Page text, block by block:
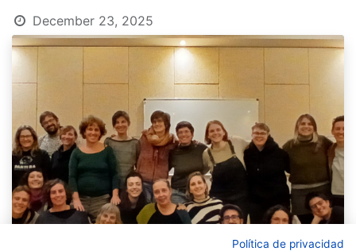
December 23, 2025
Política de privacidad